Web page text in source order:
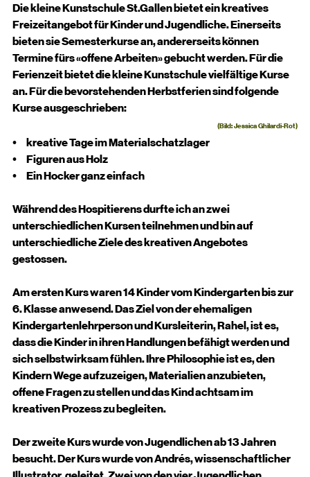
Die kleine Kunstschule St.Gallen bietet ein kreatives
Freizeitangebot für Kinder und Jugendliche. Einerseits
bieten sie Semesterkurse an, andererseits können
Termine fürs «offene Arbeiten» gebucht werden. Für die
Ferienzeit bietet die kleine Kunstschule vielfältige Kurse
an. Für die bevorstehenden Herbstferien sind folgende
Kurse ausgeschrieben:
(Bild: Jessica Ghilardi-Rot)
•       kreative Tage im Materialschatzlager
•       Figuren aus Holz
•       Ein Hocker ganz einfach
Während des Hospitierens durfte ich an zwei
unterschiedlichen Kursen teilnehmen und bin auf
unterschiedliche Ziele des kreativen Angebotes
gestossen.
Am ersten Kurs waren 14 Kinder vom Kindergarten bis zur
6. Klasse anwesend. Das Ziel von der ehemaligen
Kindergartenlehrperson und Kursleiterin, Rahel, ist es,
dass die Kinder in ihren Handlungen befähigt werden und
sich selbstwirksam fühlen. Ihre Philosophie ist es, den
Kindern Wege aufzuzeigen, Materialien anzubieten,
offene Fragen zu stellen und das Kind achtsam im
kreativen Prozess zu begleiten.
Der zweite Kurs wurde von Jugendlichen ab 13 Jahren
besucht. Der Kurs wurde von Andrés, wissenschaftlicher